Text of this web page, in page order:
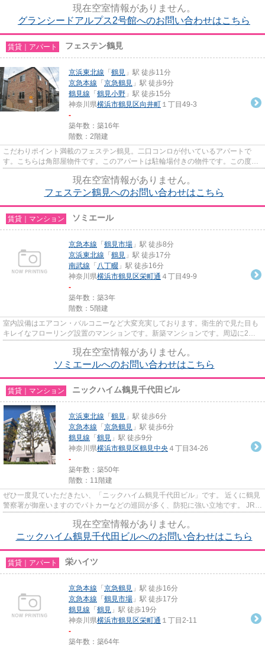
現在空室情報がありません。
グランシードアルプス2号館へのお問い合わせはこちら
賃貸｜アパート フェステン鶴見
京浜東北線 「 鶴見 」駅 徒歩11分
京急本線 「 京急鶴見 」駅 徒歩9分
鶴見線 「 鶴見小野 」駅 徒歩15分
神奈川県横浜市鶴見区向井町 １丁目49-3
-
築年数：築16年
階数：2階建
こだわりポイント満載のフェステン鶴見。二口コンロが付いているアパートで
す。こちらは角部屋物件です。このアパートは駐輪場付きの物件です。この度、
現在空室情報がありません。
フェステン鶴見へのお問い合わせはこちら
賃貸｜マンション ソミエール
京急本線 「 鶴見市場 」駅 徒歩8分
京浜東北線 「 鶴見 」駅 徒歩17分
南武線 「 八丁畷 」駅 徒歩16分
神奈川県横浜市鶴見区栄町通 ４丁目49-9
-
築年数：築3年
階数：5階建
室内設備はエアコン・バルコニーなど大変充実しております。衛生的で見た目も
キレイなフローリング設置のマンションです。新築マンションです。周辺に2駅
現在空室情報がありません。
ソミエールへのお問い合わせはこちら
賃貸｜マンション ニックハイム鶴見千代田ビル
京浜東北線 「 鶴見 」駅 徒歩6分
京急本線 「 京急鶴見 」駅 徒歩6分
鶴見線 「 鶴見 」駅 徒歩9分
神奈川県横浜市鶴見区鶴見中央 ４丁目34-26
-
築年数：築50年
階数：11階建
ぜひ一度見ていただきたい、「ニックハイム鶴見千代田ビル」です。 近くに鶴見
警察署が御座いますのでパトカーなどの巡回が多く、防犯に強い立地です。 JR京
現在空室情報がありません。
ニックハイム鶴見千代田ビルへのお問い合わせはこちら
賃貸｜アパート 栄ハイツ
京急本線 「 京急鶴見 」駅 徒歩16分
京急本線 「 鶴見市場 」駅 徒歩17分
鶴見線 「 鶴見 」駅 徒歩19分
神奈川県横浜市鶴見区栄町通 １丁目2-11
-
築年数：築64年